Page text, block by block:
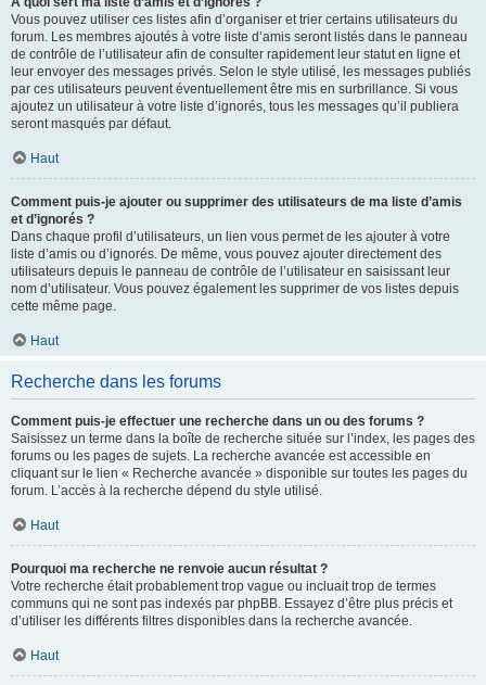
Vous pouvez utiliser ces listes afin d’organiser et trier certains utilisateurs du
forum. Les membres ajoutés à votre liste d’amis seront listés dans le panneau
de contrôle de l’utilisateur afin de consulter rapidement leur statut en ligne et
leur envoyer des messages privés. Selon le style utilisé, les messages publiés
par ces utilisateurs peuvent éventuellement être mis en surbrillance. Si vous
ajoutez un utilisateur à votre liste d’ignorés, tous les messages qu’il publiera
seront masqués par défaut.
Haut
Comment puis-je ajouter ou supprimer des utilisateurs de ma liste d’amis
et d’ignorés ?
Dans chaque profil d’utilisateurs, un lien vous permet de les ajouter à votre
liste d’amis ou d’ignorés. De même, vous pouvez ajouter directement des
utilisateurs depuis le panneau de contrôle de l’utilisateur en saisissant leur
nom d’utilisateur. Vous pouvez également les supprimer de vos listes depuis
cette même page.
Haut
Recherche dans les forums
Comment puis-je effectuer une recherche dans un ou des forums ?
Saisissez un terme dans la boîte de recherche située sur l’index, les pages des
forums ou les pages de sujets. La recherche avancée est accessible en
cliquant sur le lien « Recherche avancée » disponible sur toutes les pages du
forum. L’accès à la recherche dépend du style utilisé.
Haut
Pourquoi ma recherche ne renvoie aucun résultat ?
Votre recherche était probablement trop vague ou incluait trop de termes
communs qui ne sont pas indexés par phpBB. Essayez d’être plus précis et
d’utiliser les différents filtres disponibles dans la recherche avancée.
Haut